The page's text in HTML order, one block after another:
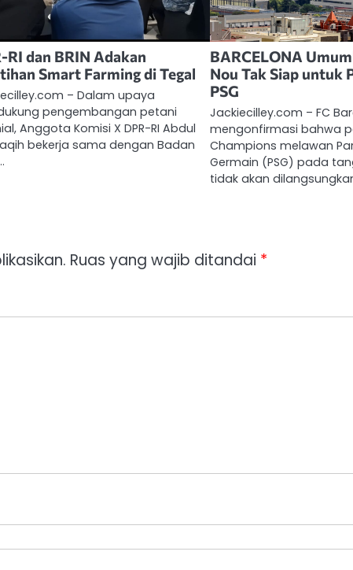
RI dan BRIN Adakan
Smart Farming di Tegal
– Dalam upaya
pengembangan petani
Anggota Komisi X DPR-RI Abdul
bekerja sama dengan Badan
BARCELONA
Nou Tak Siap untuk
PSG
Jackiecilley.com – FC
mengonfirmasi bahwa
Champions melawan
Germain (PSG) pada
tidak akan
Ruas yang wajib ditandai *